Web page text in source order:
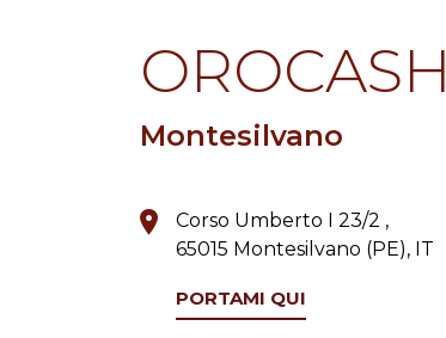
OROCASH
Montesilvano
Corso Umberto I 23/2 ,
65015 Montesilvano (PE), IT
PORTAMI QUI